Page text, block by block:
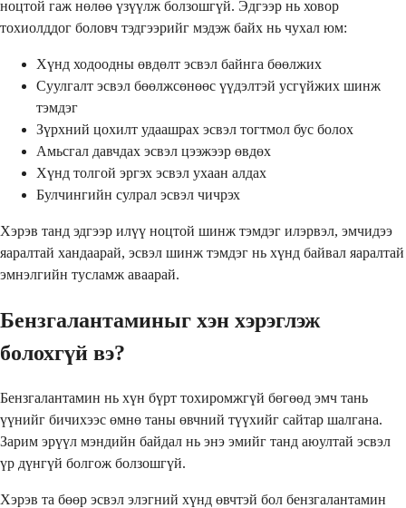
ноцтой гаж нөлөө үзүүлж болзошгүй. Эдгээр нь ховор
тохиолддог боловч тэдгээрийг мэдэж байх нь чухал юм:
Хүнд ходоодны өвдөлт эсвэл байнга бөөлжих
Суулгалт эсвэл бөөлжсөнөөс үүдэлтэй усгүйжих шинж
тэмдэг
Зүрхний цохилт удаашрах эсвэл тогтмол бус болох
Амьсгал давчдах эсвэл цээжээр өвдөх
Хүнд толгой эргэх эсвэл ухаан алдах
Булчингийн сулрал эсвэл чичрэх
Хэрэв танд эдгээр илүү ноцтой шинж тэмдэг илэрвэл, эмчидээ
яаралтай хандаарай, эсвэл шинж тэмдэг нь хүнд байвал яаралтай
эмнэлгийн тусламж аваарай.
Бензгалантаминыг хэн хэрэглэж
болохгүй вэ?
Бензгалантамин нь хүн бүрт тохиромжгүй бөгөөд эмч тань
үүнийг бичихээс өмнө таны өвчний түүхийг сайтар шалгана.
Зарим эрүүл мэндийн байдал нь энэ эмийг танд аюултай эсвэл
үр дүнгүй болгож болзошгүй.
Хэрэв та бөөр эсвэл элэгний хүнд өвчтэй бол бензгалантамин